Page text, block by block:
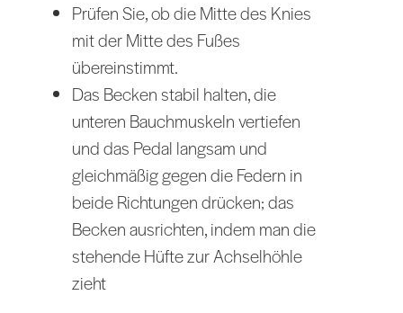
Prüfen Sie, ob die Mitte des Knies
mit der Mitte des Fußes
übereinstimmt.
Das Becken stabil halten, die
unteren Bauchmuskeln vertiefen
und das Pedal langsam und
gleichmäßig gegen die Federn in
beide Richtungen drücken; das
Becken ausrichten, indem man die
stehende Hüfte zur Achselhöhle
zieht